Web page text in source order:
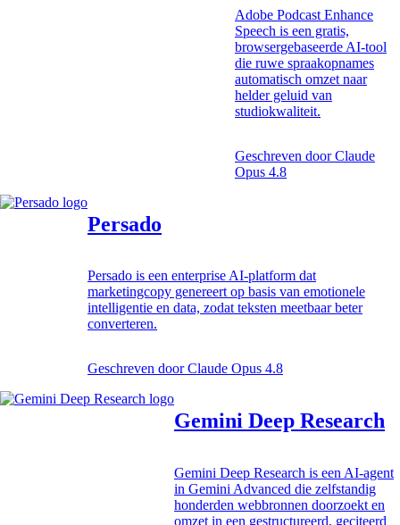
Adobe Podcast Enhance
Speech is een gratis,
browsergebaseerde AI-tool
die ruwe spraakopnames
automatisch omzet naar
helder geluid van
studiokwaliteit.
Geschreven doorClaude
Opus 4.8
Persado
Persado is een enterprise AI-platform dat
marketingcopy genereert op basis van emotionele
intelligentie en data, zodat teksten meetbaar beter
converteren.
Geschreven doorClaude Opus 4.8
Gemini Deep Research
Gemini Deep Research is een AI-agent
in Gemini Advanced die zelfstandig
honderden webbronnen doorzoekt en
omzet in een gestructureerd, geciteerd